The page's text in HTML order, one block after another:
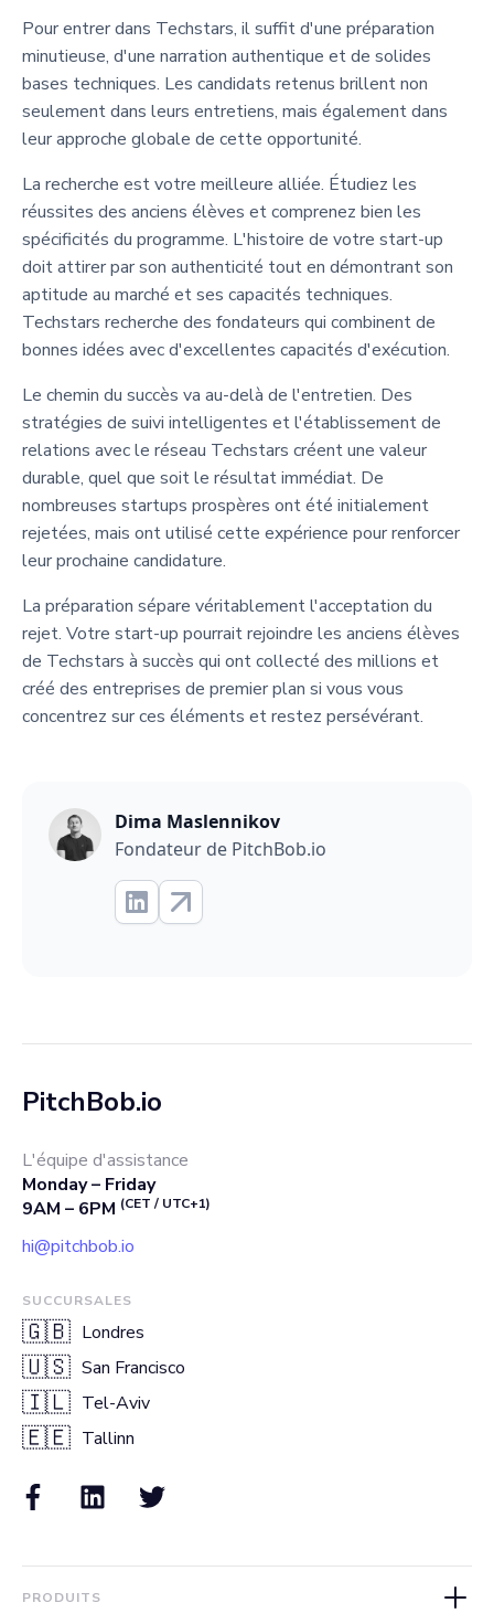
Pour entrer dans Techstars, il suffit d'une préparation
minutieuse, d'une narration authentique et de solides
bases techniques. Les candidats retenus brillent non
seulement dans leurs entretiens, mais également dans
leur approche globale de cette opportunité.
La recherche est votre meilleure alliée. Étudiez les
réussites des anciens élèves et comprenez bien les
spécificités du programme. L'histoire de votre start-up
doit attirer par son authenticité tout en démontrant son
aptitude au marché et ses capacités techniques.
Techstars recherche des fondateurs qui combinent de
bonnes idées avec d'excellentes capacités d'exécution.
Le chemin du succès va au-delà de l'entretien. Des
stratégies de suivi intelligentes et l'établissement de
relations avec le réseau Techstars créent une valeur
durable, quel que soit le résultat immédiat. De
nombreuses startups prospères ont été initialement
rejetées, mais ont utilisé cette expérience pour renforcer
leur prochaine candidature.
La préparation sépare véritablement l'acceptation du
rejet. Votre start-up pourrait rejoindre les anciens élèves
de Techstars à succès qui ont collecté des millions et
créé des entreprises de premier plan si vous vous
concentrez sur ces éléments et restez persévérant.
Dima Maslennikov
Fondateur de PitchBob.io
PitchBob.io
L'équipe d'assistance
Monday – Friday
9AM – 6PM (CET / UTC+1)
hi@pitchbob.io
SUCCURSALES
🇬🇧 Londres
🇺🇸 San Francisco
🇮🇱 Tel-Aviv
🇪🇪 Tallinn
PRODUITS